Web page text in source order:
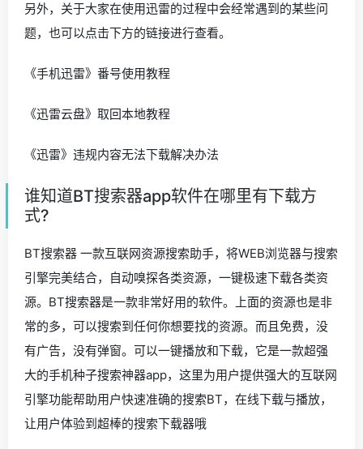
另外，关于大家在使用迅雷的过程中会经常遇到的某些问
题，也可以点击下方的链接进行查看。
《手机迅雷》番号使用教程
《迅雷云盘》取回本地教程
《迅雷》违规内容无法下载解决办法
谁知道BT搜索器app软件在哪里有下载方
式?
BT搜索器 一款互联网资源搜索助手，将WEB浏览器与搜索
引擎完美结合，自动嗅探各类资源，一键极速下载各类资
源。BT搜索器是一款非常好用的软件。上面的资源也是非
常的多，可以搜索到任何你想要找的资源。而且免费，没
有广告，没有弹窗。可以一键播放和下载，它是一款超强
大的手机种子搜索神器app，这里为用户提供强大的互联网
引擎功能帮助用户快速准确的搜索BT，在线下载与播放，
让用户体验到超棒的搜索下载器哦